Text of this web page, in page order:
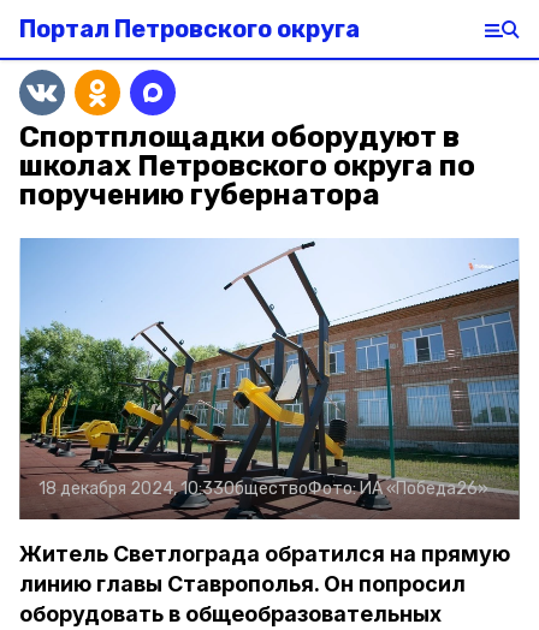
Портал Петровского округа
Спортплощадки оборудуют в
школах Петровского округа по
поручению губернатора
18 декабря 2024, 10:33ОбществоФото:ИА «Победа26»
Житель Светлограда обратился на прямую
линию главы Ставрополья. Он попросил
оборудовать в общеобразовательных